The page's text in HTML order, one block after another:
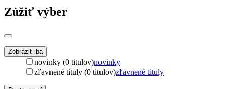
Zúžiť výber
Zobraziť iba
novinky (0 titulov)novinky
zľavnené tituly (0 titulov)zľavnené tituly